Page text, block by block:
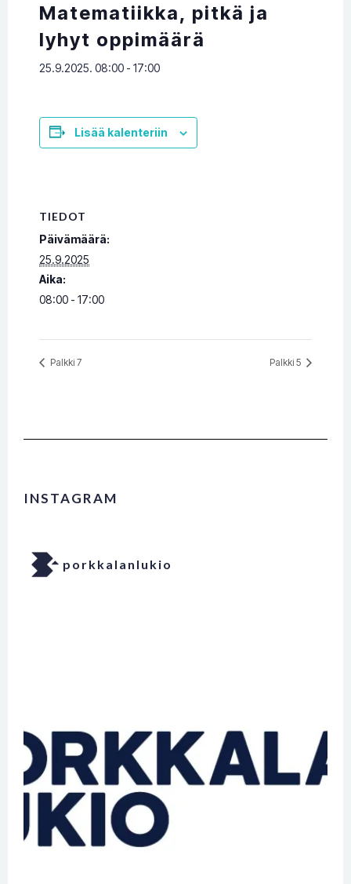
Matematiikka, pitkä ja
lyhyt oppimäärä
25.9.2025. 08:00 - 17:00
Lisää kalenteriin
TIEDOT
Päivämäärä:
25.9.2025
Aika:
08:00 - 17:00
Palkki 7 Palkki 5
INSTAGRAM
porkkalanlukio